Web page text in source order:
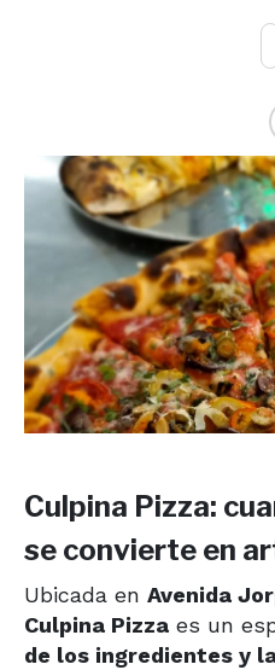
Culpina Pizza:
se convierte en
Ubicada en Avenida
Culpina Pizza es un
de los ingredientes y